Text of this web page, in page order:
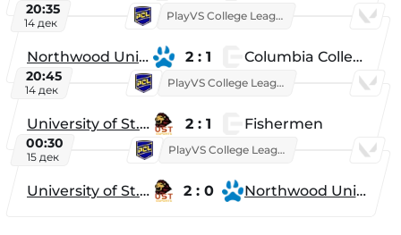
20:35
14 дек
PlayVS College League 2025: Fall
Northwood University 2 : 1 Columbia College
20:45
14 дек
PlayVS College League 2025: Fall
University of St. Thomas 2 : 1 Fishermen
00:30
15 дек
PlayVS College League 2025: Fall
University of St. Thomas 2 : 0 Northwood University